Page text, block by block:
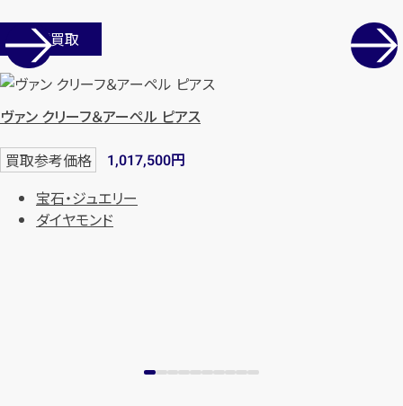
店舗買取
ヴァン クリーフ＆アーペル ピアス
買取参考価格 1,017,500円
宝石・ジュエリー
ダイヤモンド